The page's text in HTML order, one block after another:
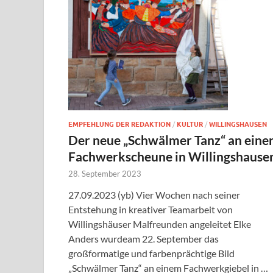
EMPFEHLUNG DER REDAKTION / KULTUR / WILLINGSHAUSEN
Der neue „Schwälmer Tanz“ an
Fachwerkscheune in
28. September 2023
27.09.2023 (yb) Vier Wochen nach seiner
Entstehung in kreativer Teamarbeit von
Willingshäuser Malfreunden angeleitet Elke
Anders wurdeam 22. September das
großformatige und farbenprächtige Bild
„Schwälmer Tanz“ an einem Fachwerkgiebel in …